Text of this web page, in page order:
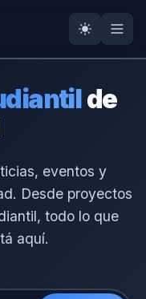
de
eventos y
Desde proyectos
todo lo que
aquí.